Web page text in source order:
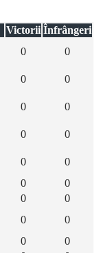
Victorii Înfrângeri
0 0
0 0
0 0
0 0
0
0
0
0
0
0
0
0
0
0